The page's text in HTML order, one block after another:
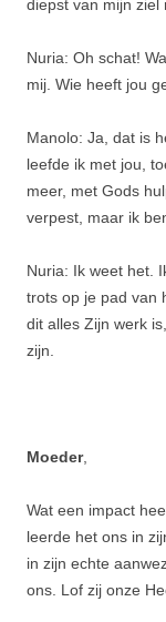
diepst van mijn ziel
Nuria: Oh schat!
mij. Wie heeft jou
Manolo: Ja, dat is
leefde ik met jou,
meer, met Gods
verpest, maar ik
Nuria: Ik weet het.
trots op je pad van
dit alles Zijn werk
zijn.
Moeder,
Wat een impact
leerde het ons in
in zijn echte
ons. Lof zij onze